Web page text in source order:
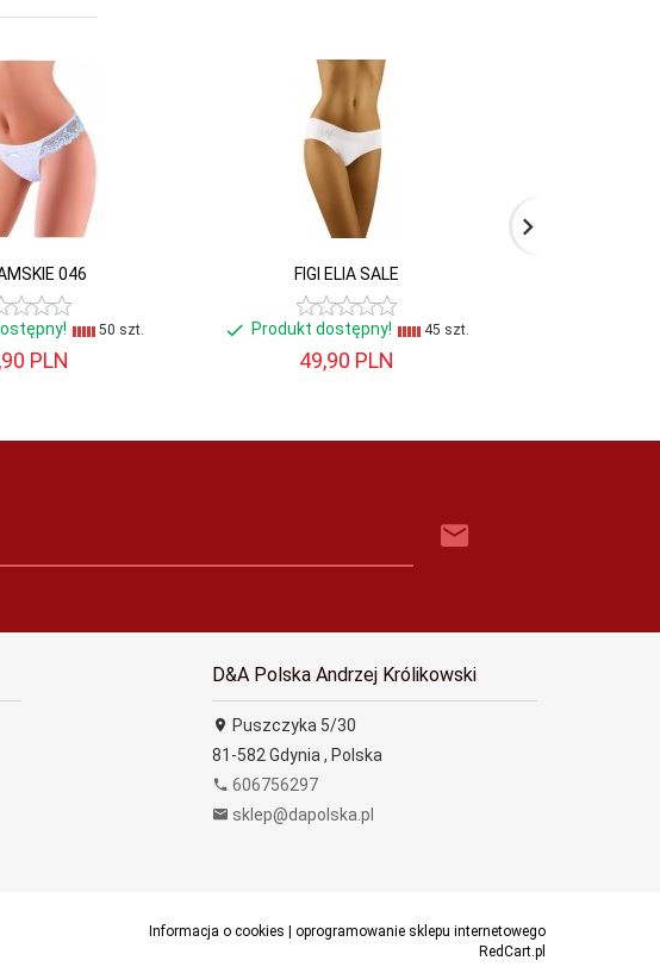
046
50 szt.
90 PLN
FIGI ELIA SALE
Produkt dostępny! 45 szt.
49,90 PLN
D&A Polska Andrzej Królikowski
Puszczyka 5/30
81-582 Gdynia , Polska
606756297
sklep@dapolska.pl
Informacja o cookies
oprogramowanie sklepu internetowego
RedCart.pl